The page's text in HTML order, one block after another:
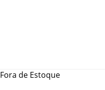
Fora de Estoque